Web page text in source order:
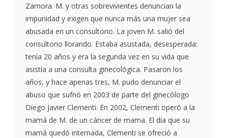
Zamora. M. y otras sobrevivientes denuncian la
impunidad y exigen que nunca más una mujer sea
abusada en un consultorio. La joven M. salió del
consultorio llorando. Estaba asustada, desesperada:
tenía 20 años y era la segunda vez en su vida que
asistía a una consulta ginecológica. Pasaron los
años, y hace apenas tres, M. pudo denunciar el
abuso que sufrió en 2003 de parte del ginecólogo
Diego Javier Clementi. En 2002, Clementi operó a la
mamá de M. de un cáncer de mama. El día que su
mamá quedó internada, Clementi se ofreció a